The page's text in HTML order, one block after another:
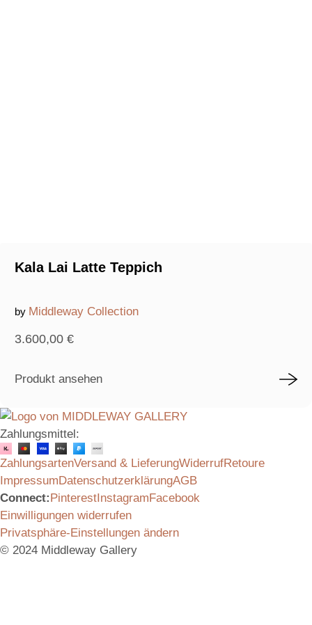
Kala Lai Latte Teppich
by Middleway Collection
3.600,00 €
Produkt ansehen
Zahlungsmittel:
ZahlungsartenVersand & LieferungWiderrufRetoure
Impressum DatenschutzerklärungAGB
Connect: Pinterest Instagram Facebook
Einwilligungen widerrufen
Privatsphäre-Einstellungen ändern
© 2024 Middleway Gallery